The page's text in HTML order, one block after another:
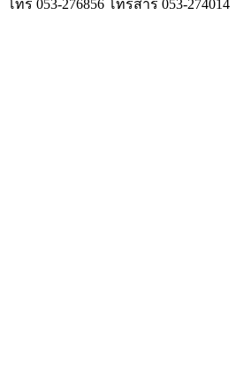
โทร 053-276856 โทรสาร 053-274014